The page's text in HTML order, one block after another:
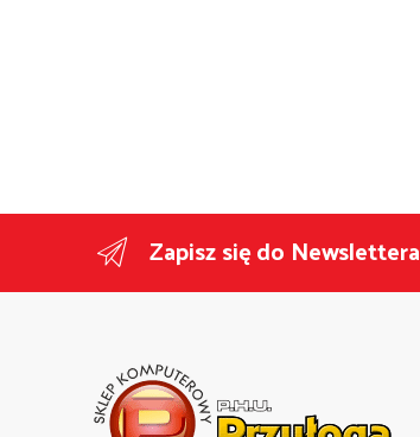
Zapisz się do Newslettera